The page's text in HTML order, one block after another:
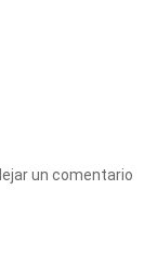
un comentario